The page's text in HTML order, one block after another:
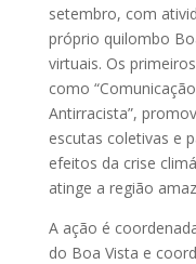
setembro, com
próprio quilombo
virtuais. Os
como
Antirracista”,
escutas coletivas e
efeitos da crise
atinge a região
A ação é
do Boa Vista e